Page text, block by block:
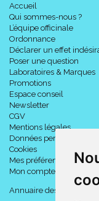
Accueil
Qui sommes-nous ?
L’équipe officinale
Ordonnance
Déclarer un effet
Poser une question
Laboratoires & Marques
Promotions
Espace conseil
Newsletter
CGV
Mentions légales
Données personnelles
Cookies
Mes préférences Cookies
Mon compte
Annuaire des pharmacies